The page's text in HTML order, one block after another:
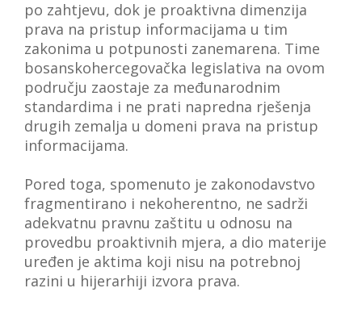
po zahtjevu, dok je proaktivna dimenzija
prava na pristup informacijama u tim
zakonima u potpunosti zanemarena. Time
bosanskohercegovačka legislativa na ovom
području zaostaje za međunarodnim
standardima i ne prati napredna rješenja
drugih zemalja u domeni prava na pristup
informacijama.
Pored toga, spomenuto je zakonodavstvo
fragmentirano i nekoherentno, ne sadrži
adekvatnu pravnu zaštitu u odnosu na
provedbu proaktivnih mjera, a dio materije
uređen je aktima koji nisu na potrebnoj
razini u hijerarhiji izvora prava.